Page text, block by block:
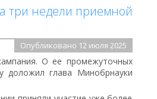
три недели приемной
Опубликовано 12 июля 2025
О ее промежуточных
доложил глава Минобрнауки